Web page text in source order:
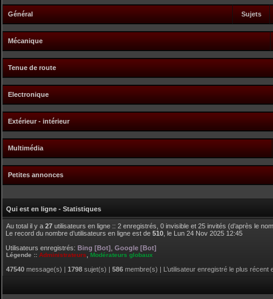
Général Sujets
Mécanique
Tenue de route
Electronique
Extérieur - intérieur
Multimédia
Petites annonces
Qui est en ligne - Statistiques
Au total il y a 27 utilisateurs en ligne :: 2 enregistrés, 0 invisible et 25 invités (d’après le
Le record du nombre d’utilisateurs en ligne est de 510 , le Lun 24 Nov 2025 12:45
Utilisateurs enregistrés: Bing [Bot] Google [Bot]
Légende :: Administrateurs Modérateurs globaux
47540 message(s) | 1798 sujet(s) | 586 membre(s) | L’utilisateur enregistré le plus récent